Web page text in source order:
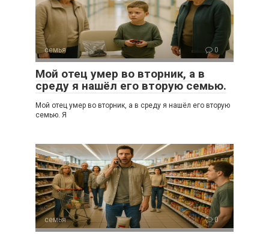
семья 0
Мой отец умер во вторник, а в
среду я нашёл его вторую семью.
Мой отец умер во вторник, а в среду я нашёл его вторую
семью. Я
семья 0